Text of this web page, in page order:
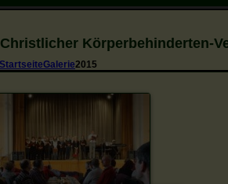
Christlicher Körperbehinderten-
StartseiteGalerie2015